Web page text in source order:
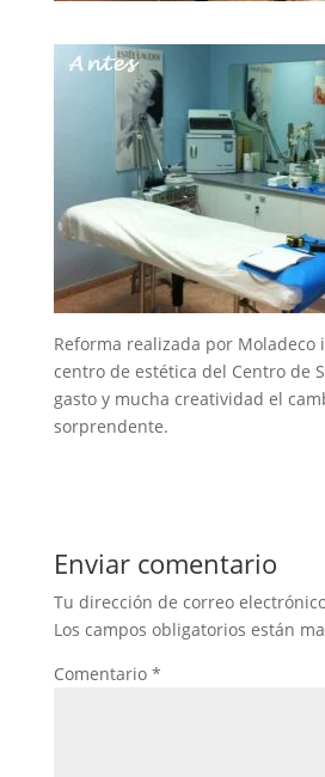
Reforma realizada por
centro de estética del Centro de
gasto y mucha creatividad el
sorprendente.
Enviar comentario
Tu dirección de correo
Los campos obligatorios están
Comentario *